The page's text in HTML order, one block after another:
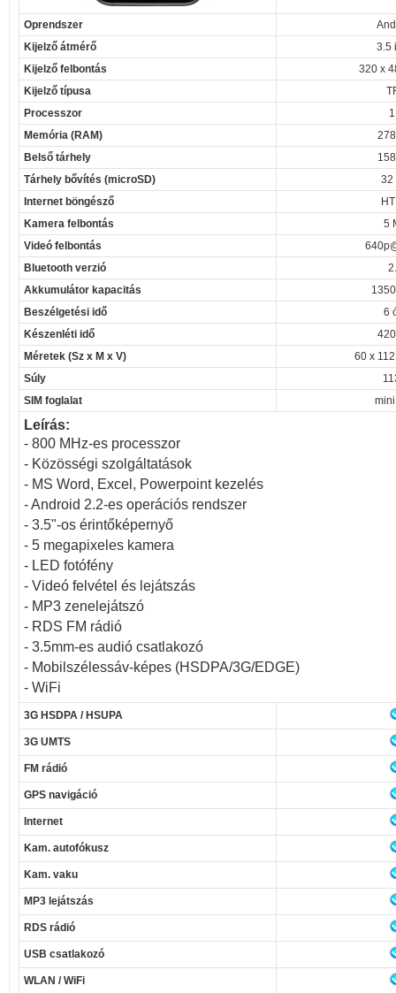
Oprendszer
Kijelző átmérő
3.5
Kijelző felbontás
320 x
Kijelző típusa
Processzor
Memória (RAM)
Belső tárhely
Tárhely bővítés (microSD)
32
Internet böngésző
Kamera felbontás
5
Videó felbontás
Bluetooth verzió
Akkumulátor kapacitás
Beszélgetési idő
6
Készenléti idő
Méretek (Sz x M x V)
60 x
Súly
SIM foglalat
Leírás:
- 800 MHz-es processzor
- Közösségi szolgáltatások
- MS Word, Excel, Powerpoint kezelés
- Android 2.2-es operációs rendszer
- 3.5"-os érintőképernyő
- 5 megapixeles kamera
- LED fotófény
- Videó felvétel és lejátszás
- MP3 zenelejátszó
- RDS FM rádió
- 3.5mm-es audió csatlakozó
- Mobilszélessáv-képes (HSDPA/3G/EDGE)
- WiFi
3G HSDPA / HSUPA
3G UMTS
FM rádió
GPS navigáció
Internet
Kam. autofókusz
Kam. vaku
MP3 lejátszás
RDS rádió
USB csatlakozó
WLAN / WiFi